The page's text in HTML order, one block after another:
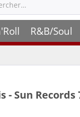
R&B/Soul
- Sun